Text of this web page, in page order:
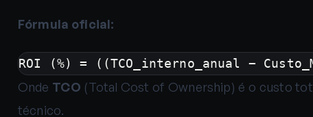
Fórmula oficial:
ROI (%) = ((TCO_interno_anual −
Onde TCO (Total Cost of Ownership) é o custo
técnico.